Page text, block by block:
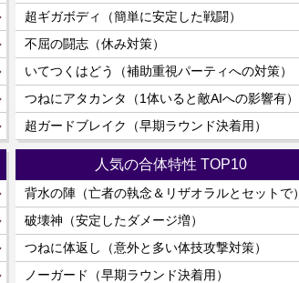
超ギガボディ（簡単に安定した戦闘）
不屈の闘志（休み対策）
いてつくはどう（補助重視パーティへの対策）
つねにアタカンタ（1体いると敵AIへの影響有）
超ガードブレイク（早期ラウンド決着用）
人気の合体特性 TOP10
背水の陣（亡者の執念＆リザオラルとセットで）
破壊神（安定したダメージ増）
つねに体返し（意外と多い体技攻撃対策）
ノーガード（早期ラウンド決着用）